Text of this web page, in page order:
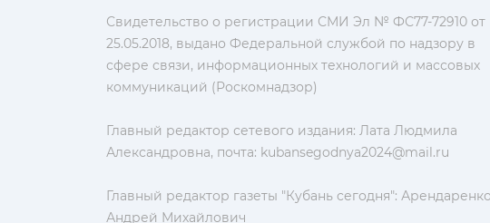
Свидетельство о регистрации СМИ Эл № ФС77-72910 от
25.05.2018, выдано Федеральной службой по надзору в
сфере связи, информационных технологий и массовых
коммуникаций (Роскомнадзор)
Главный редактор сетевого издания: Лата Людмила
Александровна, почта: kubansegodnya2024@mail.ru
Главный редактор газеты "Кубань сегодня": Арендаренко
Андрей Михайлович